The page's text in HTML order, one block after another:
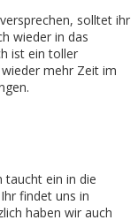
solltet ihr
wieder in das
ist ein toller
mehr Zeit im
taucht ein in die
findet uns in
haben wir auch